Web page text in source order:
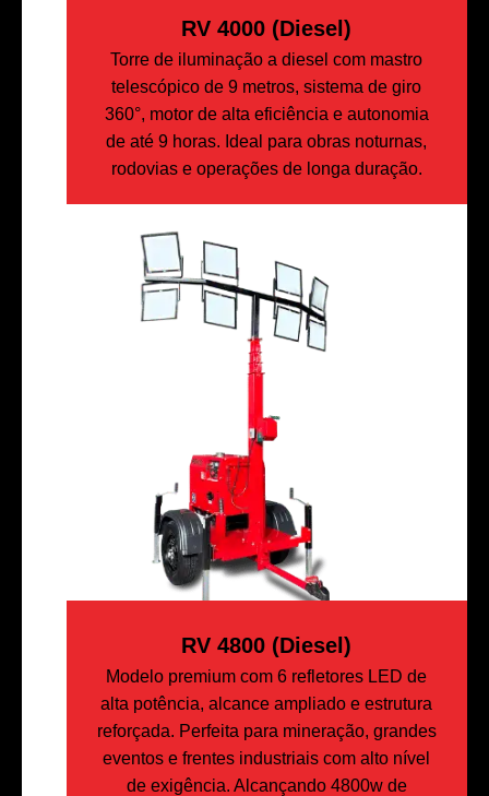
RV 4000 (diesel)
Torre de iluminação a diesel com mastro
telescópico de 9 metros, sistema de giro
360°, motor de alta eficiência e autonomia
de até 9 horas. Ideal para obras noturnas,
rodovias e operações de longa duração.
RV 4800 (Diesel)
Modelo premium com 6 refletores LED de
alta potência, alcance ampliado e estrutura
reforçada. Perfeita para mineração, grandes
eventos e frentes industriais com alto nível
de exigência. Alcançando 4800w de